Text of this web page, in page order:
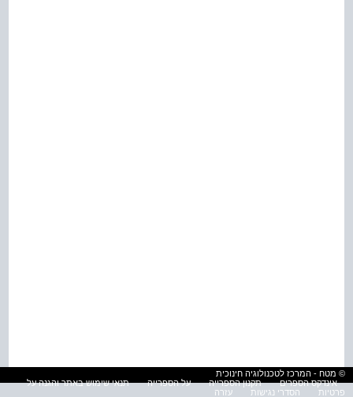
© מטח - המרכז לטכנולוגיה חינוכית
אינדקס הספרים
תקנון הספרייה על הספרייה
תנאי שימוש באתר והגנה על
פרטיות
הסדרי נגישות עזרה